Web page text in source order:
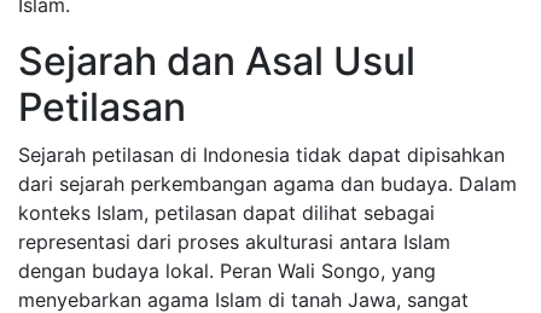
Islam.
Sejarah dan Asal Usul
Petilasan
Sejarah petilasan di Indonesia tidak dapat dipisahkan
dari sejarah perkembangan agama dan budaya. Dalam
konteks Islam, petilasan dapat dilihat sebagai
representasi dari proses akulturasi antara Islam
dengan budaya lokal. Peran Wali Songo, yang
menyebarkan agama Islam di tanah Jawa, sangat